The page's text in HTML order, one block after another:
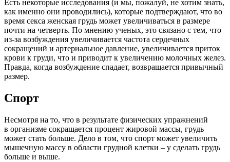
Есть некоторые исследования (и мы, пожалуй, не хотим знать,
как именно они проводились), которые подтверждают, что во
время секса женская грудь может увеличиваться в размере
почти на четверть. По мнению ученых, это связано с тем, что
из-за возбуждения увеличивается частота сердечных
сокращений и артериальное давление, увеличивается приток
крови к груди, что и приводит к увеличению молочных желез.
Правда, когда возбуждение спадает, возвращается привычный
размер.
Спорт
Несмотря на то, что в результате физических упражнений
в организме сокращается процент жировой массы, грудь
может стать больше. Дело в том, что спорт может увеличить
мышечную массу в области грудной клетки – у сделать грудь
больше и выше.